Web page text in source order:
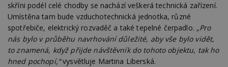
skříni podél celé chodby se nachází veškerá technická zařízení.
Umístěna tam bude vzduchotechnická jednotka, různé
spotřebiče, elektrický rozvaděč a také tepelné čerpadlo. „Pro
nás bylo v průběhu navrhování důležité, aby vše bylo vidět,
to znamená, když přijde návštěvník do tohoto objektu, tak ho
hned pochopí,“vysvětluje Martina Liberská.